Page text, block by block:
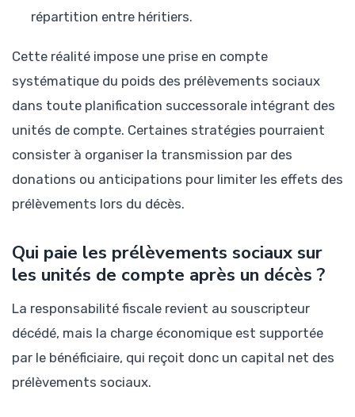
répartition entre héritiers.
Cette réalité impose une prise en compte
systématique du poids des prélèvements sociaux
dans toute planification successorale intégrant des
unités de compte. Certaines stratégies pourraient
consister à organiser la transmission par des
donations ou anticipations pour limiter les effets des
prélèvements lors du décès.
Qui paie les prélèvements sociaux sur
les unités de compte après un décès ?
La responsabilité fiscale revient au souscripteur
décédé, mais la charge économique est supportée
par le bénéficiaire, qui reçoit donc un capital net des
prélèvements sociaux.